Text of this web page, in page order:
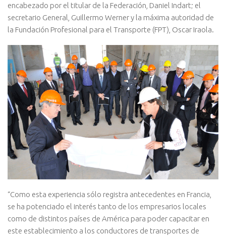
encabezado por el titular de la Federación, Daniel Indart; el
secretario General, Guillermo Werner y la máxima autoridad de
la Fundación Profesional para el Transporte (FPT), Oscar Iraola.
“Como esta experiencia sólo registra antecedentes en Francia,
se ha potenciado el interés tanto de los empresarios locales
como de distintos países de América para poder capacitar en
este establecimiento a los conductores de transportes de